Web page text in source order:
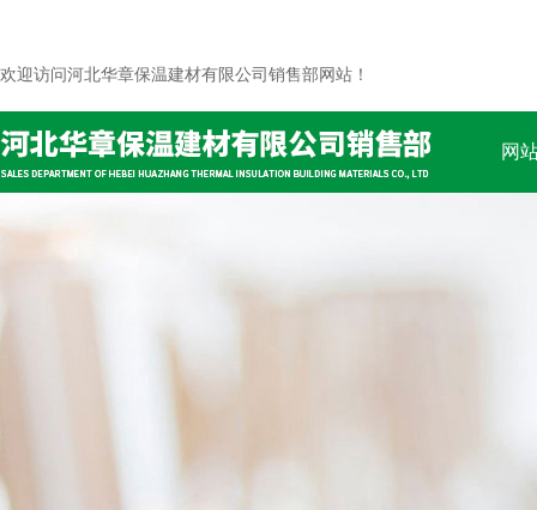
欢迎访问河北华章保温建材有限公司销售部网站！
网